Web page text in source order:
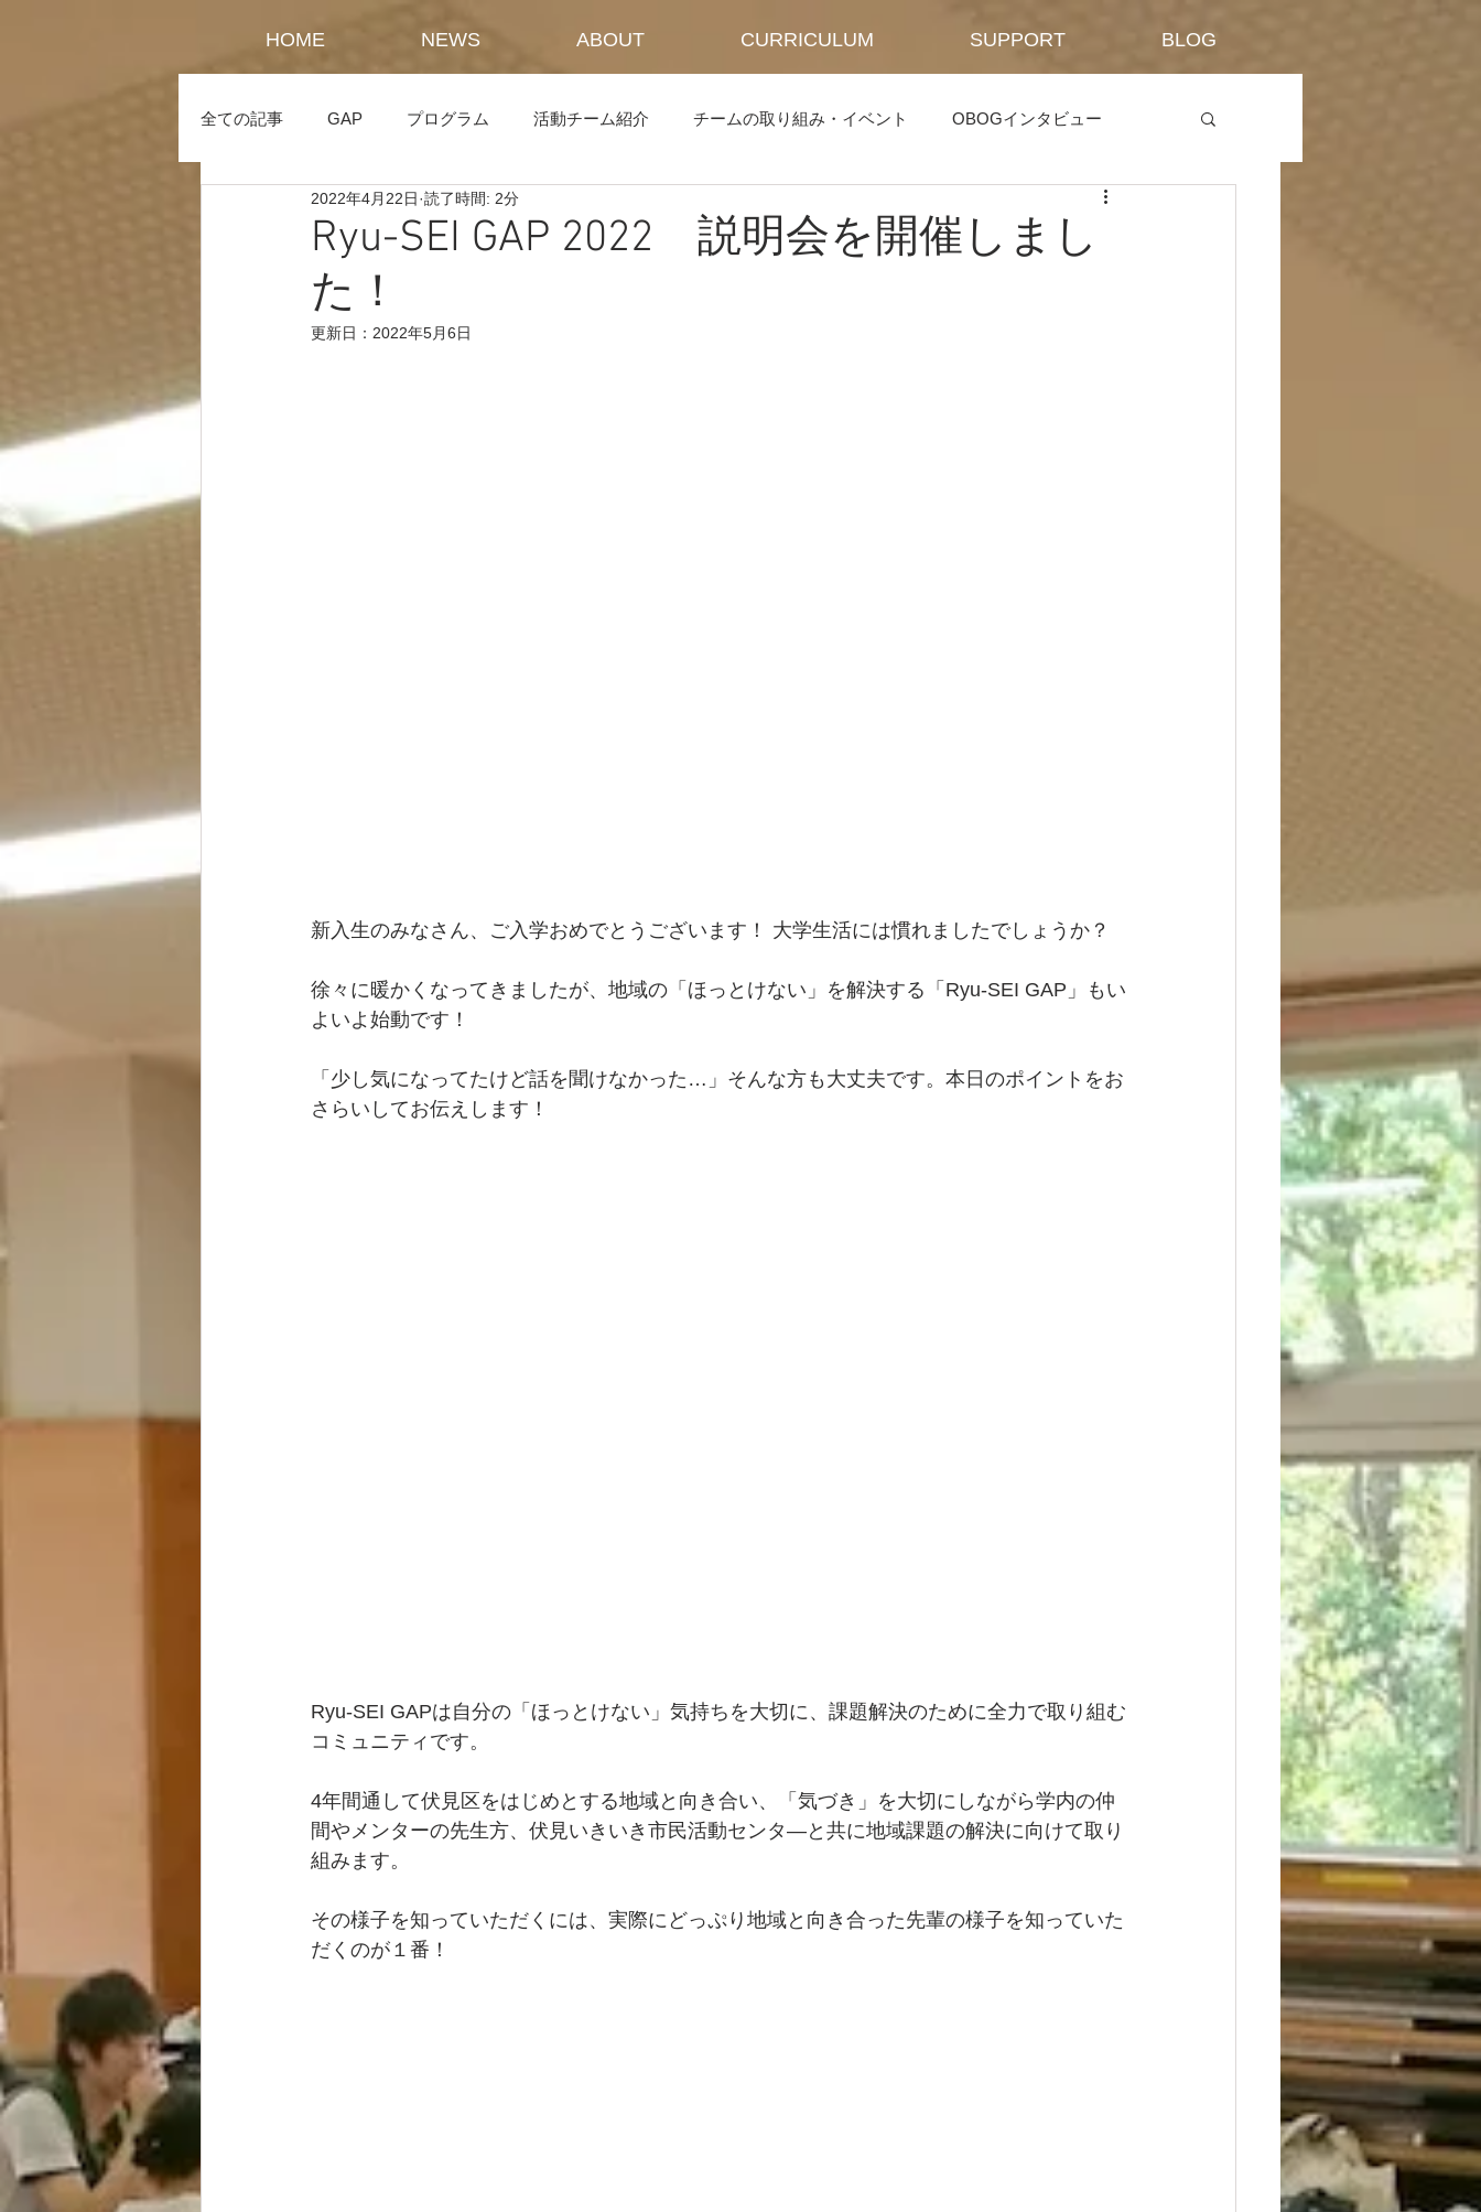
HOME NEWS ABOUT CURRICULUM SUPPORT BLOG
全ての記事 GAP プログラム 活動チーム紹介 チームの取り組み・イベント OBOGインタビュー
Ryu-SEI GAP 2022 説明会を開催しまし
た！
2022年4月22日 読了時間: 2分
更新日： 2022年5月6日
新入生のみなさん、ご入学おめでとうございます！ 大学生活には慣れましたでしょうか？
徐々に暖かくなってきましたが、地域の「ほっとけない」を解決する「Ryu-SEI GAP」もい
よいよ始動です！
「少し気になってたけど話を聞けなかった…」そんな方も大丈夫です。本日のポイントをお
さらいしてお伝えします！
Ryu-SEI GAPは自分の「ほっとけない」気持ちを大切に、課題解決のために全力で取り組む
コミュニティです。
4年間通して伏見区をはじめとする地域と向き合い、「気づき」を大切にしながら学内の仲
間やメンターの先生方、伏見いきいき市民活動センタ―と共に地域課題の解決に向けて取り
組みます。
その様子を知っていただくには、実際にどっぷり地域と向き合った先輩の様子を知っていた
だくのが１番！